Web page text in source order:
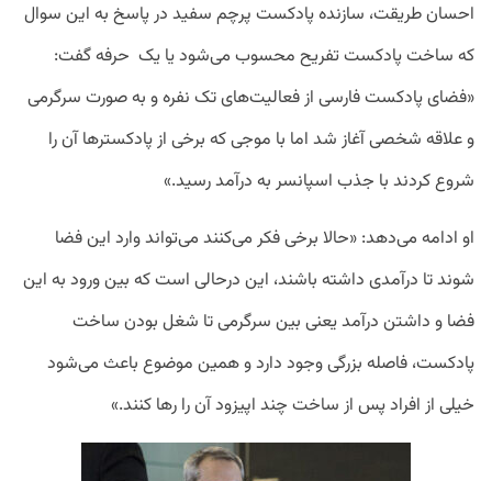
احسان طریقت، سازنده پادکست پرچم سفید در پاسخ به این سوال
که ساخت پادکست تفریح محسوب می‌شود یا یک حرفه گفت:
«فضای پادکست فارسی از فعالیت‌های تک نفره و به صورت سرگرمی
و علاقه شخصی آغاز شد اما با موجی که برخی از پادکستر‌ها آن را
شروع کردند با جذب اسپانسر به درآمد رسید.»
او ادامه می‌دهد: «حالا برخی فکر می‌کنند می‌تواند وارد این فضا
شوند تا درآمدی داشته باشند، این درحالی است که بین ورود به این
فضا و داشتن درآمد یعنی بین سرگرمی تا شغل بودن ساخت
پادکست، فاصله بزرگی وجود دارد و همین موضوع باعث می‌شود
خیلی از افراد پس از ساخت چند اپیزود آن را رها کنند.»